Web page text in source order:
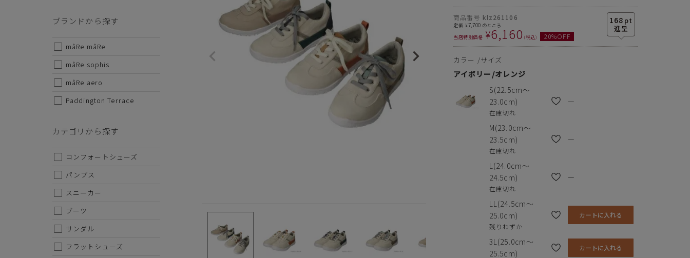
168 pt
商品番号 klz261106
定価 ¥7,700 のところ
当店特別価格 ¥6,160 税込 20%OFF
カラー サイズ
アイボリー/オレンジ
S(22.5cm～
23.0cm)
在庫切れ
—
M(23.0cm～
23.5cm)
在庫切れ
—
L(24.0cm～
24.5cm)
在庫切れ
—
LL(24.5cm～
25.0cm)
残りわずか
カートに入れる
3L(25.0cm～
25.5cm)
カートに入れる
ブランドから探す
mâRe mâRe
mâRe sophis
mâRe aero
Paddington Terrace
カテゴリから探す
コンフォートシューズ
パンプス
スニーカー
ブーツ
サンダル
フラットシューズ
その他・小物
22.5cm
24cm
ヒールの高さから探す
8cm以上